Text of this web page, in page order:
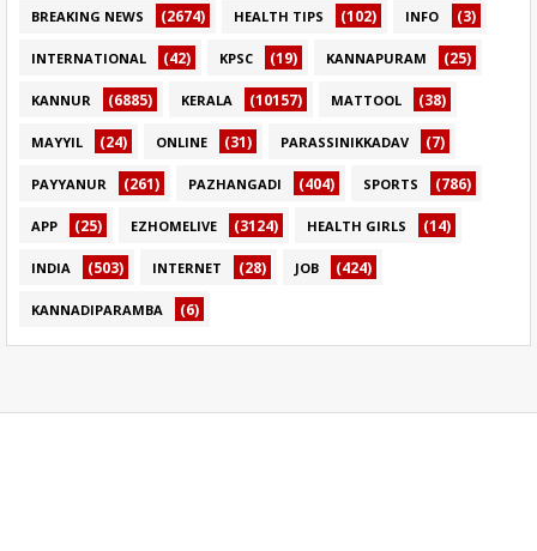
BREAKING NEWS (2674) HEALTH TIPS (102) INFO (3)
INTERNATIONAL (42) KPSC (19) KANNAPURAM (25)
KANNUR (6885) KERALA (10157) MATTOOL (38)
MAYYIL (24) ONLINE (31) PARASSINIKKADAV (7)
PAYYANUR (261) PAZHANGADI (404) SPORTS (786)
APP (25) EZHOMELIVE (3124) HEALTH GIRLS (14)
INDIA (503) INTERNET (28) JOB (424)
KANNADIPARAMBA (6)